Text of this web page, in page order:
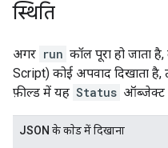
स्थिति
अगर run कॉल पूरा हो जाता
Script) कोई अपवाद दिखाता
फ़ील्ड में यह Status ऑब्जेक्ट
JSON के काेड में दिखाना